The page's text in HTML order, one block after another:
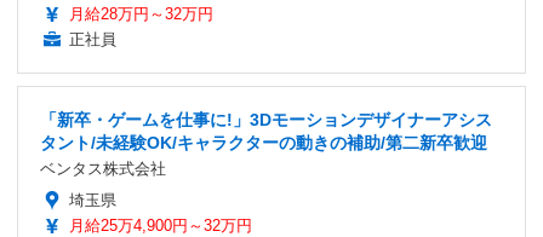
月給28万円～32万円
正社員
「新卒・ゲームを仕事に!」3Dモーションデザイナーアシス
タント/未経験OK/キャラクターの動きの補助/第二新卒歓迎
ベンタス株式会社
埼玉県
月給25万4,900円～32万円